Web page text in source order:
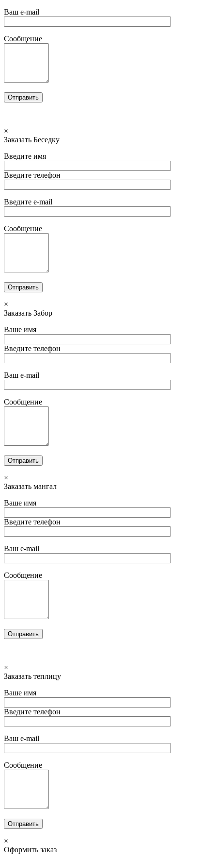
Ваш e-mail
Сообщение
×
Заказать Беседку
Введите имя
Введите телефон
Введите e-mail
Сообщение
×
Заказать Забор
Ваше имя
Введите телефон
Ваш e-mail
Сообщение
×
Заказать мангал
Ваше имя
Введите телефон
Ваш e-mail
Сообщение
×
Заказать теплицу
Ваше имя
Введите телефон
Ваш e-mail
Сообщение
×
Оформить заказ